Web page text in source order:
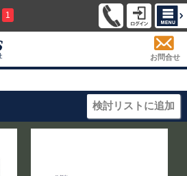
1
お問合せ
検討リストに追加